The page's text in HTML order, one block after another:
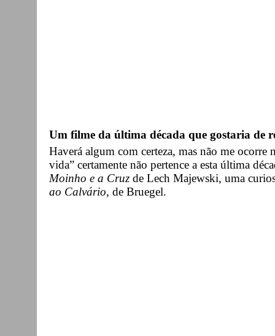
Um filme da última década que gostaria de
Haverá algum com certeza, mas não me
vida” certamente não pertence a esta última
Moinho e a Cruz de Lech Majewski, uma
ao Calvário, de Bruegel.